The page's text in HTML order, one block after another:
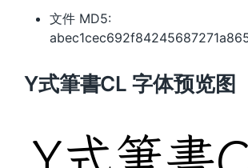
文件 MD5:
Y式筆書CL 字体预览图